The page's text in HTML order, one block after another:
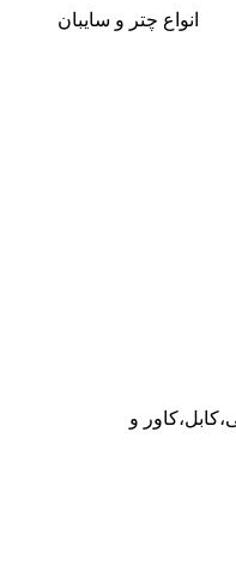
انواع چتر و سایبان
و